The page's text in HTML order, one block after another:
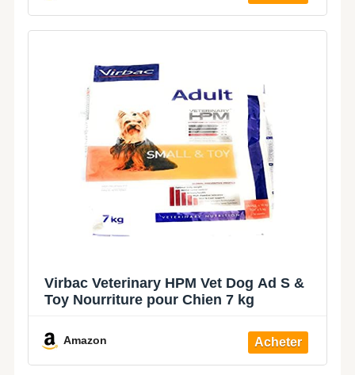
Virbac Veterinary HPM Vet Dog Ad S &
Toy Nourriture pour Chien 7 kg
Amazon